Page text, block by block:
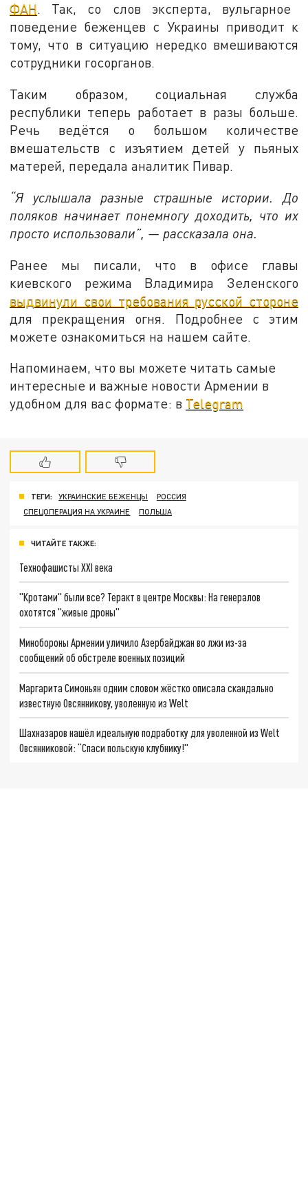
ФАН. Так, со слов эксперта, вульгарное
поведение беженцев с Украины приводит к
тому, что в ситуацию нередко вмешиваются
сотрудники госорганов.
Таким образом, социальная служба
республики теперь работает в разы больше.
Речь ведётся о большом количестве
вмешательств с изъятием детей у пьяных
матерей, передала аналитик Пивар.
“Я услышала разные страшные истории. До
поляков начинает понемногу доходить, что их
просто использовали”, — рассказала она.
Ранее мы писали, что в офисе главы
киевского режима Владимира Зеленского
выдвинули свои требования русской стороне
для прекращения огня. Подробнее с этим
можете ознакомиться на нашем сайте.
Напоминаем, что вы можете читать самые
интересные и важные новости Армении в
удобном для вас формате: в Telegram
ТЕГИ: УКРАИНСКИЕ БЕЖЕНЦЫ
РОССИЯ
СПЕЦОПЕРАЦИЯ НА УКРАИНЕ
ПОЛЬША
ЧИТАЙТЕ ТАКЖЕ:
Технофашисты XXI века
"Кротами" были все? Теракт в центре Москвы: На генералов
охотятся "живые дроны"
Минобороны Армении уличило Азербайджан во лжи из-за
сообщений об обстреле военных позиций
Маргарита Симоньян одним словом жёстко описала скандально
известную Овсянникову, уволенную из Welt
Шахназаров нашёл идеальную подработку для уволенной из Welt
Овсянниковой: “Спаси польскую клубнику!"